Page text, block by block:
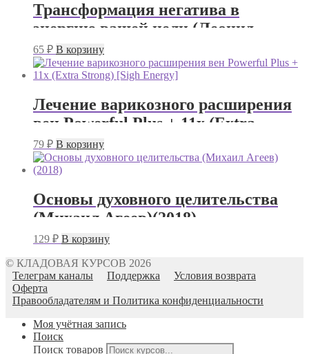
Трансформация негатива в
энергию вашей цели (Леонид
Герасьянов)
65 ₽ В корзину
Лечение варикозного расширения
вен Powerful Plus + 11x (Extra
Strong) [Sigh Energy]
79 ₽ В корзину
Основы духовного целительства
(Михаил Агеев)(2018)
129 ₽ В корзину
© КЛАДОВАЯ КУРСОВ 2026
Телеграм каналы
Поддержка
Условия возврата
Оферта
Правообладателям и Политика конфиденциальности
Моя учётная запись
Поиск
Поиск товаров